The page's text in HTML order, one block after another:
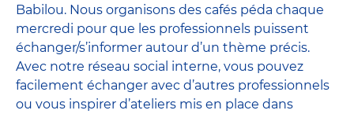
Babilou. Nous organisons des cafés péda chaque
mercredi pour que les professionnels puissent
échanger/s’informer autour d’un thème précis.
Avec notre réseau social interne, vous pouvez
facilement échanger avec d’autres professionnels
ou vous inspirer d’ateliers mis en place dans